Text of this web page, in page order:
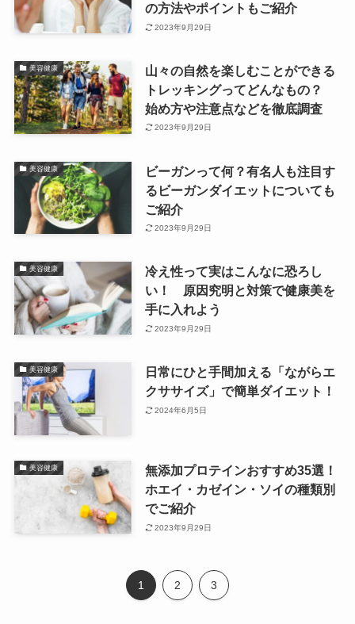
の方法やポイントもご紹介
2023年9月29日
美容健康
山々の自然を楽しむことができる
トレッキングってどんなもの？
始め方や注意点などを徹底調査
2023年9月29日
美容健康
ビーガンって何？有名人も注目す
るビーガンダイエットについても
ご紹介
2023年9月29日
美容健康
冷え性って実はこんなに恐ろし
い！ 原因究明と対策で健康美を
手に入れよう
2023年9月29日
美容健康
日常にひと手間加える「ながらエ
クササイズ」で簡単ダイエット！
2024年6月5日
美容健康
無添加プロテインおすすめ35選！
ホエイ・カゼイン・ソイの種類別
でご紹介
2023年9月29日
1 2 3